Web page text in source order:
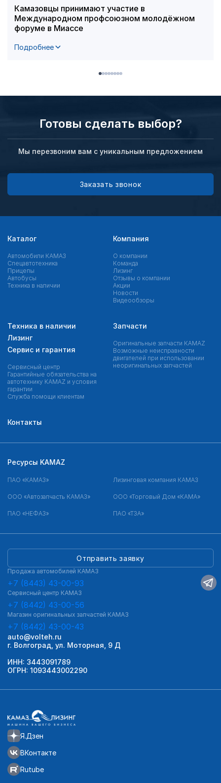
Камазовцы принимают участие в
Международном профсоюзном молодёжном
форуме в Миассе
Подробнее
Готовы сделать выбор?
Мы перезвоним вам с уникальным предложением
Заказать звонок
Каталог
Автомобили КАМАЗ
Спецавтотехника
Прицепы
Автобусы
Техника в наличии
Компания
О компании
Команда
Лизинг
Отзывы о компании
Акции
Новости
Видеообзоры
Техника в наличии
Лизинг
Сервис и гарантия
Сервисный центр
Гарантийные обязательства на
автотехнику KAMAZ и условия
гарантии
Служба помощи клиентам
Запчасти
Оригинальные запчасти КAMAZ
Возможные неисправности
двигателей при использовании
неоригинальных запчастей
Контакты
Я.Дзен
ВКонтакте
Rutube
Отправить заявку
Продажа автомобилей КАМАЗ
+7 (8443) 43-00-93
Сервисный центр КАМАЗ
+7 (8442) 43-00-56
Магазин оригинальных запчастей КАМАЗ
+7 (8442) 43-00-43
auto@volteh.ru
г. Волгоград, ул. Моторная, 9 Д
ИНН: 3443091789
ОГРН: 1093443002290
Ресурсы KAMAZ
ПАО «КАМАЗ» Лизинговая компания КАМАЗ
ООО «Автозапчасть КАМАЗ» ООО «Торговый Дом «КАМА»
ПАО «НЕФАЗ» ПАО «ТЗА»